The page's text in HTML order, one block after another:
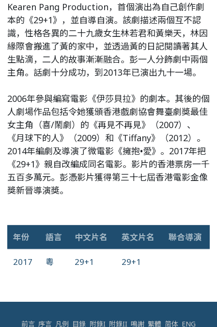
Kearen Pang Production，首個演出為自己創作劇
本的《29+1》，並自導自演。該劇描述兩個互不認
識，性格各異的二十九歲女生林若君和黃樂天，林因
緣際會搬進了黃的家中，並透過黃的日記閱讀著其人
生點滴，二人的故事漸漸融合。彭一人分飾劇中兩個
主角。話劇十分成功，到2013年已演出九十一場。
2006年參與編寫電影《伊莎貝拉》的劇本。其後的個
人劇場作品包括令她獲頒香港戲劇協會舞臺劇獎最佳
女主角（喜/鬧劇）的《再見不再見》（2007）、
《月球下的人》（2009）和《Tiffany》（2012）。
2014年編劇及導演了微電影《擁抱•愛》。2017年把
《29+1》親自改編成同名電影。影片的香港票房一千
五百多萬元。彭憑影片獲得第三十七屆香港電影金像
獎新晉導演獎。
年份 語言 中文片名 英文片名 聯合導演
2017 粵 29+1 29+1
前言 序言 凡例 目錄 附錄I 附錄II 鳴謝 繁體 简体 ENG